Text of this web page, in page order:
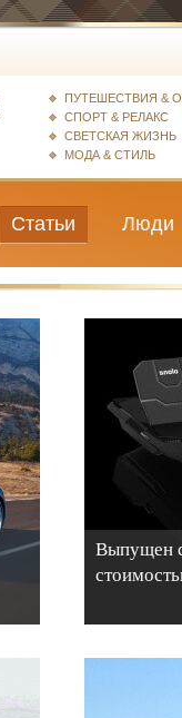
ПУТЕШЕСТВИЯ &
СПОРТ & РЕЛАКС
СВЕТСКАЯ ЖИЗНЬ
МОДА & СТИЛЬ
Статьи Люди
Выпущен